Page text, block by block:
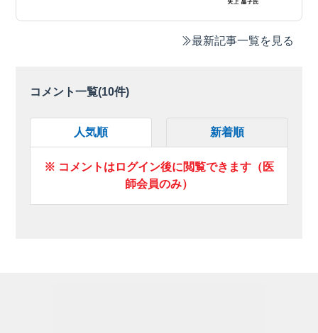
最新記事一覧を見る
コメント一覧(10件)
人気順 新着順
※ コメントはログイン後に閲覧できます（医
師会員のみ）